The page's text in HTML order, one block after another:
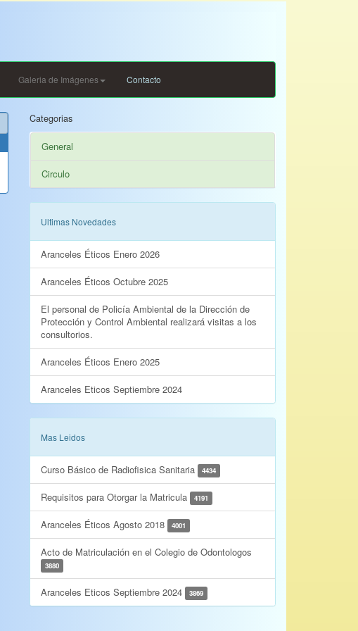
Galeria de Imágenes Contacto
Categorias
General
Circulo
Ultimas Novedades
Aranceles Éticos Enero 2026
Aranceles Éticos Octubre 2025
El personal de Policía Ambiental de la Dirección de
Protección y Control Ambiental realizará visitas a los
consultorios.
Aranceles Éticos Enero 2025
Aranceles Eticos Septiembre 2024
Mas Leidos
Curso Básico de Radiofisica Sanitaria 4434
Requisitos para Otorgar la Matricula 4191
Aranceles Éticos Agosto 2018 4001
Acto de Matriculación en el Colegio de Odontologos
3880
Aranceles Eticos Septiembre 2024 3869